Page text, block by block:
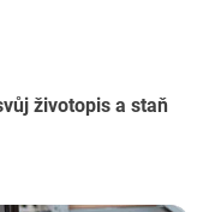
životopis a staň